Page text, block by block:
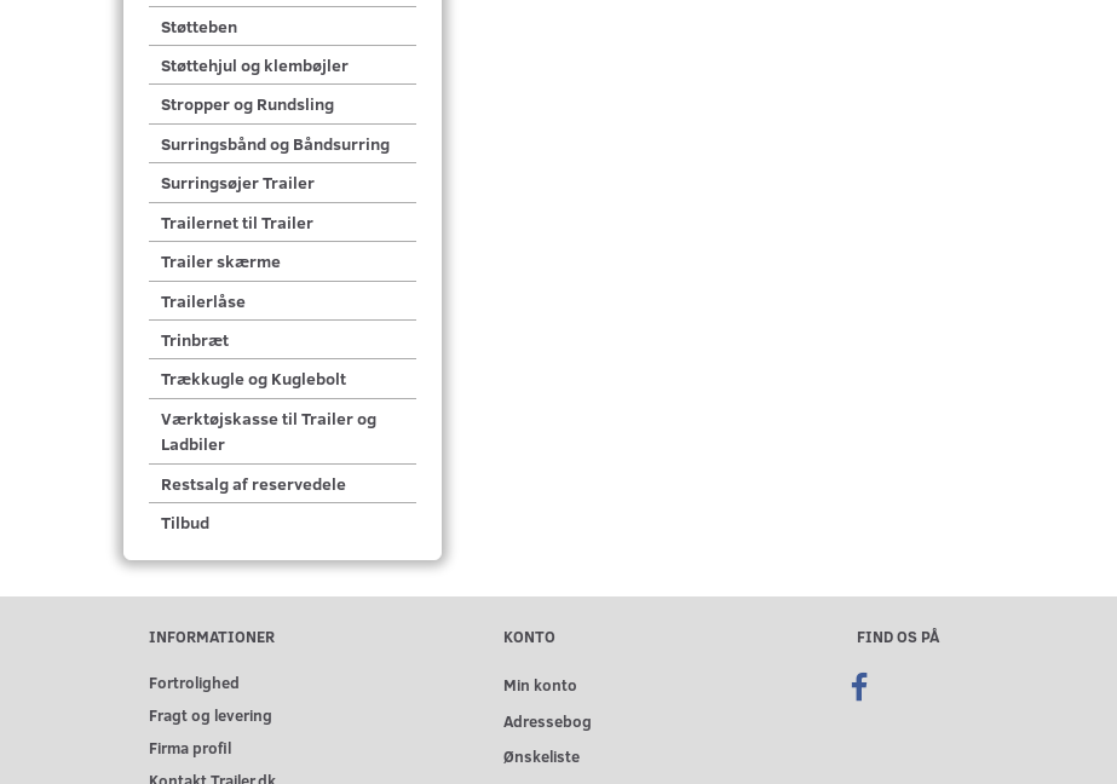
Støtteben
Støttehjul og klembøjler
Stropper og Rundsling
Surringsbånd og Båndsurring
Surringsøjer Trailer
Trailernet til Trailer
Trailer skærme
Trailerlåse
Trinbræt
Trækkugle og Kuglebolt
Værktøjskasse til Trailer og
Ladbiler
Restsalg af reservedele
Tilbud
INFORMATIONER
Fortrolighed
Fragt og levering
Firma profil
KONTO
Min konto
Adressebog
Ønskeliste
FIND OS PÅ